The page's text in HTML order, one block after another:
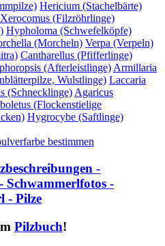
Hericium (Stachelbärte)
Xerocomus (Filzröhrlinge)
Hypholoma (Schwefelköpfe)
(Morcheln) Verpa (Verpeln)
Cantharellus (Pfifferlinge)
(Afterleistlinge) Armillaria
Wulstlinge) Laccaria
(Schnecklinge) Agaricus
(Flockenstielige
Hygrocybe (Saftlinge)
bestimmen
-
Schwammerlfotos -
- Pilze
Pilzbuch!